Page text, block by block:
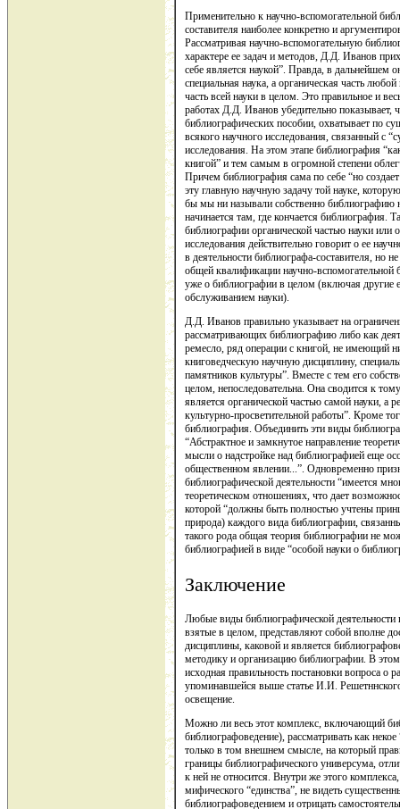
Применительно к научно-вспомогательной
составителя наиболее конкретно и
Рассматривая научно-вспомогательную
характере ее задач и методов, Д.Д. Иванов
себе является наукой”. Правда, в дальнейшем
специальная наука, а органическая часть
часть всей науки в целом. Это правильное и
работах Д.Д. Иванов убедительно показывает,
библиографических пособии, охватывает по
всякого научного исследования, связанный с
исследования. На этом этапе библиография
книгой” и тем самым в огромной степени
Причем библиография сама по себе “но
эту главную научную задачу той науке,
бы мы ни называли собственно библиографию
начинается там, где кончается библиография.
библиографии органической частью науки или
исследования действительно говорит о ее
в деятельности библиографа-составителя, но
общей квалификации научно-
уже о библиографии в целом (включая другие
обслуживанием науки).
Д.Д. Иванов правильно указывает на
рассматривающих библиографию либо как
ремесло, ряд операции с книгой, не имеющий
книговедческую научную дисциплину,
памятников культуры”. Вместе с тем его
целом, непоследовательна. Она сводится к
является органической частью самой науки, а
культурно-просветительной работы”. Кроме
библиография. Объединить эти виды
“Абстрактное и замкнутое направление
мысли о надстройке над библиографией еще
общественном явлении...”. Одновременно
библиографической деятельности “имеется
теоретическом отношениях, что дает
которой “должны быть полностью учтены
природа) каждого вида библиографии,
такого рода общая теория библиографии не
библиографией в виде “особой науки о
Заключение
Любые виды библиографической деятельности
взятые в целом, представляют собой вполне
дисциплины, каковой и является
методику и организацию библиографии. В
исходная правильность постановки вопроса о
упоминавшейся выше статье И.И.
освещение.
Можно ли весь этот комплекс, включающий
библиографоведение), рассматривать как
только в том внешнем смысле, на который
границы библиографического универсума,
к ней не относится. Внутри же этого
мифического “единства”, не видеть
библиографоведением и отрицать